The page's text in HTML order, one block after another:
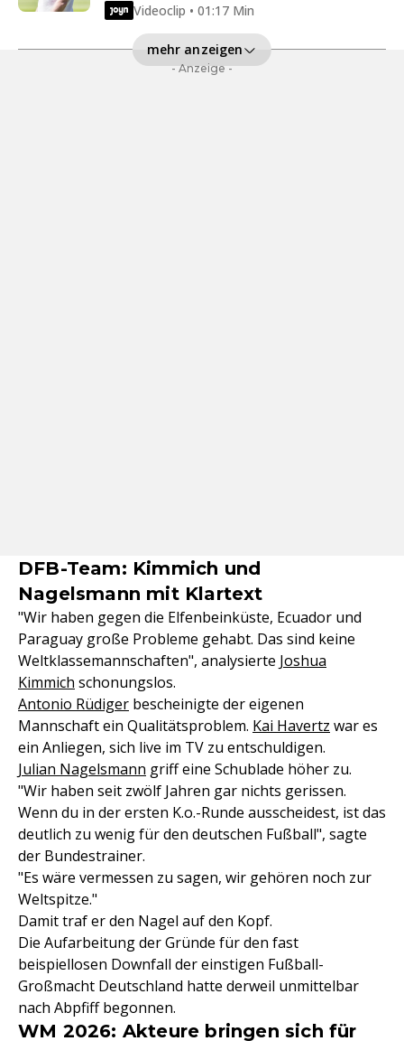
Videoclip • 01:17 Min
mehr anzeigen
- Anzeige -
DFB-Team: Kimmich und
Nagelsmann mit Klartext
"Wir haben gegen die Elfenbeinküste, Ecuador und
Paraguay große Probleme gehabt. Das sind keine
Weltklassemannschaften", analysierte Joshua
Kimmich schonungslos.
Antonio Rüdiger bescheinigte der eigenen
Mannschaft ein Qualitätsproblem. Kai Havertz war es
ein Anliegen, sich live im TV zu entschuldigen.
Julian Nagelsmann griff eine Schublade höher zu.
"Wir haben seit zwölf Jahren gar nichts gerissen.
Wenn du in der ersten K.o.-Runde ausscheidest, ist das
deutlich zu wenig für den deutschen Fußball", sagte
der Bundestrainer.
"Es wäre vermessen zu sagen, wir gehören noch zur
Weltspitze."
Damit traf er den Nagel auf den Kopf.
Die Aufarbeitung der Gründe für den fast
beispiellosen Downfall der einstigen Fußball-
Großmacht Deutschland hatte derweil unmittelbar
nach Abpfiff begonnen.
WM 2026: Akteure bringen sich für